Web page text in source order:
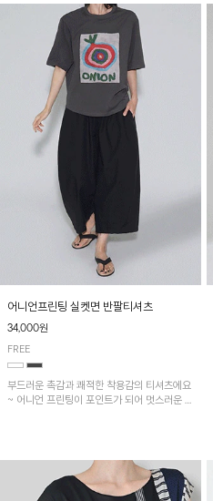
어니언프린팅 실켓면 반팔티셔츠
34,000원
FREE
부드러운 촉감과 쾌적한 착용감의 티셔츠에요
~ 어니언 프린팅이 포인트가 되어 멋스러운 아